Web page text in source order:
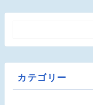
カテゴリー